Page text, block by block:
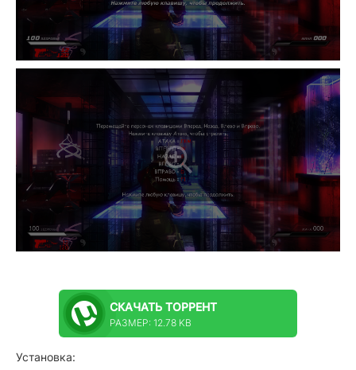
СКАЧАТЬ ТОРРЕНТ
РАЗМЕР: 12.78 KB
Установка: